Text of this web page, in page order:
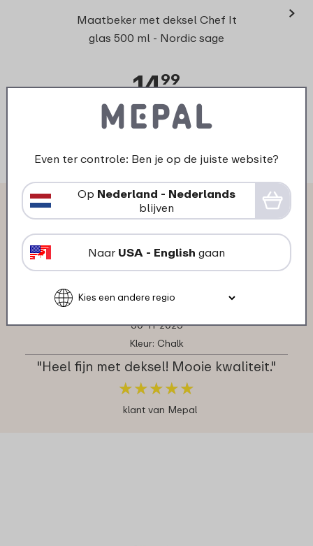
Maatbeker met deksel Chef It
glas 500 ml - Nordic sage
1499
Bekijk Bestel
›
Wat anderen zeggen over Glas
maatbeker Chef It 1000 ml met
deksel:
30-11-2025
Kleur: Chalk
"Heel fijn met deksel! Mooie kwaliteit."
★★★★★
★★★★★
klant van Mepal
Even ter controle: Ben je op de juiste website?
Op Nederland - Nederlands
blijven
Naar USA - English gaan